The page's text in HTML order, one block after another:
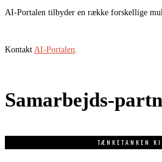
AI-Portalen tilbyder en række forskellige
Kontakt AI-Portalen
Samarbejds-
TÆNKETANKEN